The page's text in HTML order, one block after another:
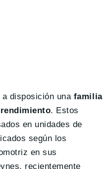
a disposición una familia
. Estos
en unidades de
según los
en sus
recientemente